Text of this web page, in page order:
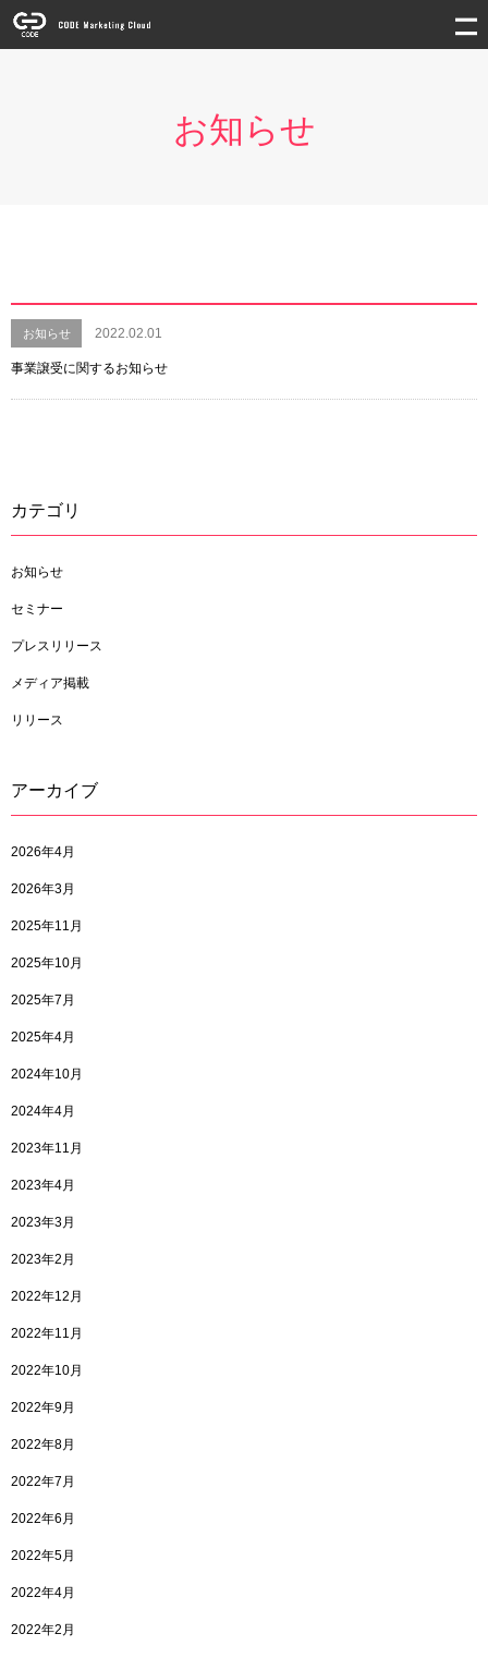
お知らせ
お知らせ 2022.02.01
事業譲受に関するお知らせ
カテゴリ
お知らせ
セミナー
プレスリリース
メディア掲載
リリース
アーカイブ
2026年4月
2026年3月
2025年11月
2025年10月
2025年7月
2025年4月
2024年10月
2024年4月
2023年11月
2023年4月
2023年3月
2023年2月
2022年12月
2022年11月
2022年10月
2022年9月
2022年8月
2022年7月
2022年6月
2022年5月
2022年4月
2022年2月